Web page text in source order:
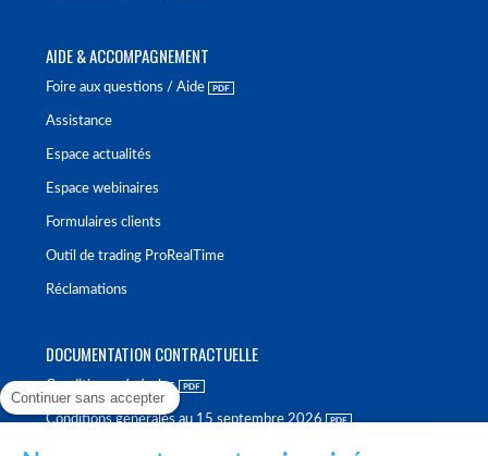
AIDE & ACCOMPAGNEMENT
Foire aux questions / Aide
Assistance
Espace actualités
Espace webinaires
Formulaires clients
Outil de trading ProRealTime
Réclamations
DOCUMENTATION CONTRACTUELLE
Conditions générales
Conditions générales au 15 septembre 2026
Continuer sans accepter